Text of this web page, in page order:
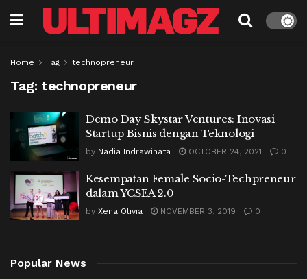
Home Tag technopreneur
Tag: technopreneur
Demo Day Skystar Ventures: Inovasi
Startup Bisnis dengan Teknologi
by Nadia Indrawinata OCTOBER 24, 2021 0
Kesempatan Female Socio-Techpreneur
dalam YCSEA 2.0
by Xena Olivia NOVEMBER 3, 2019 0
Popular News